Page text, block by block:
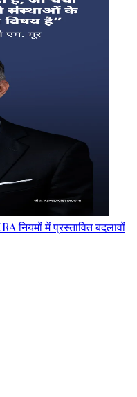
नियमों में प्रस्तावित बदलावों